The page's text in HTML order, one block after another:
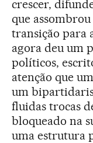
crescer,
que
transição para
agora deu um
políticos,
atenção que
um
fluidas trocas
bloqueado na
uma estrutura